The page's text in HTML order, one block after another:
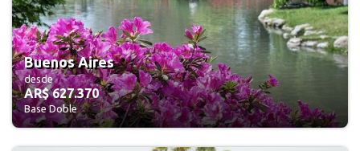
Buenos Aires
desde
AR$ 627.370
Base Doble